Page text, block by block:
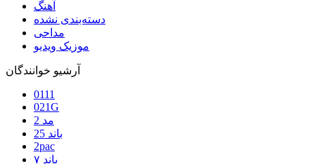
آهنگ
دسته‌بندی نشده
مداحی
موزیک ویدیو
آرشیو خوانندگان
0111
021G
2 مد
25 باند
2pac
۷ باند